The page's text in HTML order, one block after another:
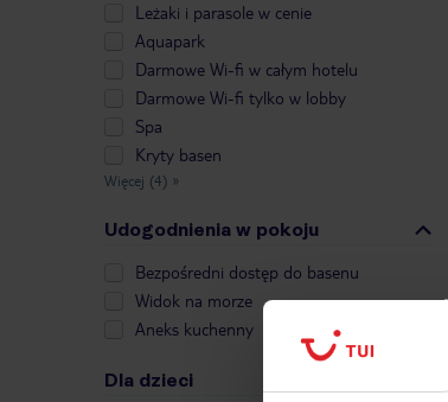
Leżaki i parasole w cenie
Aquapark
Darmowe Wi-fi w całym hotelu
Darmowe Wi-fi tylko w lobby
Spa
Kryty basen
Więcej (4) »
Udogodnienia w pokoju
Bezpośredni dostęp do basenu
Widok na morze
Aneks kuchenny
Dla dzieci